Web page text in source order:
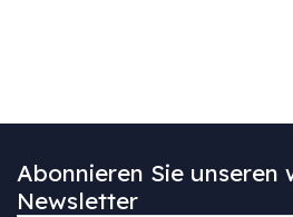
Abonnieren Sie unseren
Newsletter